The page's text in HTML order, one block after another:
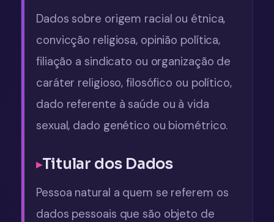
Dados sobre origem racial ou étnica,
convicção religiosa, opinião política,
filiação a sindicato ou organização de
caráter religioso, filosófico ou político,
dado referente à saúde ou à vida
sexual, dado genético ou biométrico.
Titular dos Dados
Pessoa natural a quem se referem os
dados pessoais que são objeto de